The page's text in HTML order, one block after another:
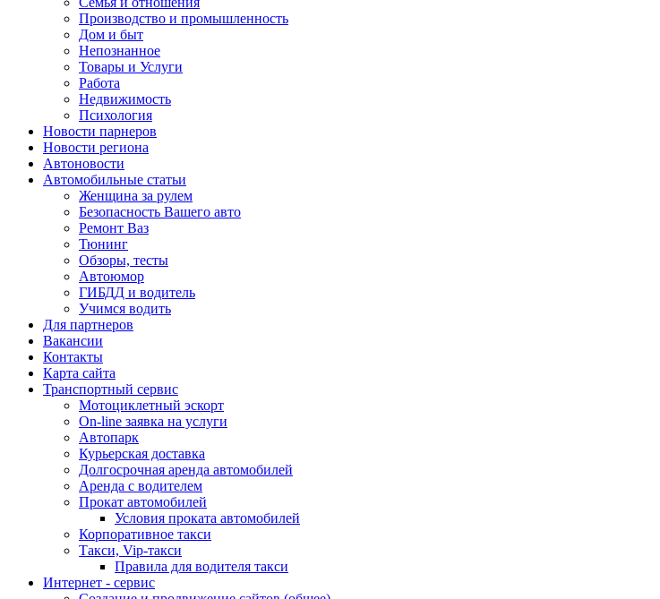
Производство и промышленность
Дом и быт
Непознанное
Товары и Услуги
Работа
Недвижимость
Психология
Новости парнеров
Новости региона
Автоновости
Автомобильные статьи
Женщина за рулем
Безопасность Вашего авто
Ремонт Ваз
Тюнинг
Обзоры, тесты
Автоюмор
ГИБДД и водитель
Учимся водить
Для партнеров
Вакансии
Контакты
Карта сайта
Транспортный сервис
Мотоциклетный эскорт
On-line заявка на услуги
Автопарк
Курьерская доставка
Долгосрочная аренда автомобилей
Аренда с водителем
Прокат автомобилей
Условия проката автомобилей
Корпоративное такси
Такси, Vip-такси
Правила для водителя такси
Интернет - сервис